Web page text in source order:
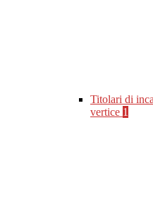
Titolari di
vertice 1